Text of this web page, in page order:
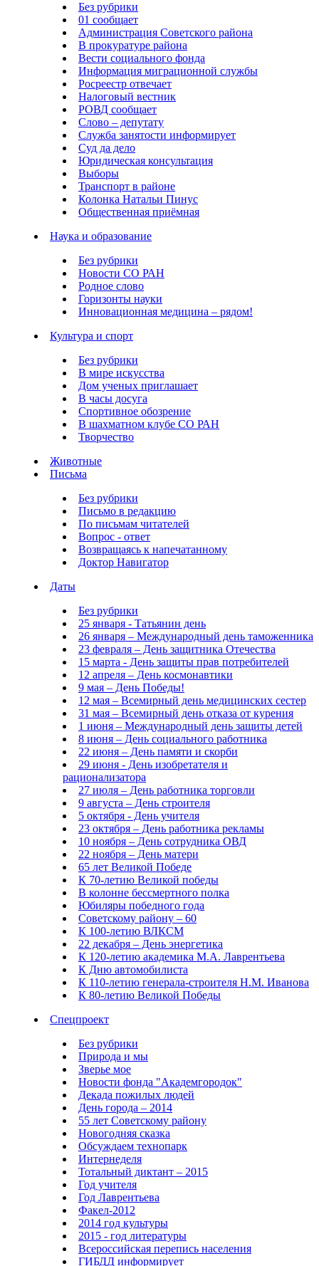
Без рубрики
01 сообщает
Администрация Советского района
В прокуратуре района
Вести социального фонда
Информация миграционной службы
Росреестр отвечает
Налоговый вестник
РОВД сообщает
Слово – депутату
Служба занятости информирует
Суд да дело
Юридическая консультация
Выборы
Транспорт в районе
Колонка Натальи Пинус
Общественная приёмная
Наука и образование
Без рубрики
Новости СО РАН
Родное слово
Горизонты науки
Инновационная медицина – рядом!
Культура и спорт
Без рубрики
В мире искусства
Дом ученых приглашает
В часы досуга
Спортивное обозрение
В шахматном клубе СО РАН
Творчество
Животные
Письма
Без рубрики
Письмо в редакцию
По письмам читателей
Вопрос - ответ
Возвращаясь к напечатанному
Доктор Навигатор
Даты
Без рубрики
25 января - Татьянин день
26 января – Международный день таможенника
23 февраля – День защитника Отечества
15 марта - День защиты прав потребителей
12 апреля – День космонавтики
9 мая – День Победы!
12 мая – Всемирный день медицинских сестер
31 мая – Всемирный день отказа от курения
1 июня – Международный день защиты детей
8 июня – День социального работника
22 июня – День памяти и скорби
29 июня - День изобретателя и
рационализатора
27 июля – День работника торговли
9 августа – День строителя
5 октября - День учителя
23 октября – День работника рекламы
10 ноября – День сотрудника ОВД
22 ноября – День матери
65 лет Великой Победе
К 70-летию Великой победы
В колонне бессмертного полка
Юбиляры победного года
Советскому району – 60
К 100-летию ВЛКСМ
22 декабря – День энергетика
К 120-летию академика М.А. Лаврентьева
К Дню автомобилиста
К 110-летию генерала-строителя Н.М. Иванова
К 80-летию Великой Победы
Спецпроект
Без рубрики
Природа и мы
Зверье мое
Новости фонда "Академгородок"
Декада пожилых людей
День города – 2014
55 лет Советскому району
Новогодняя сказка
Обсуждаем технопарк
Интернеделя
Тотальный диктант – 2015
Год учителя
Год Лаврентьева
Факел-2012
2014 год культуры
2015 - год литературы
Всероссийская перепись населения
ГИБДД информирует